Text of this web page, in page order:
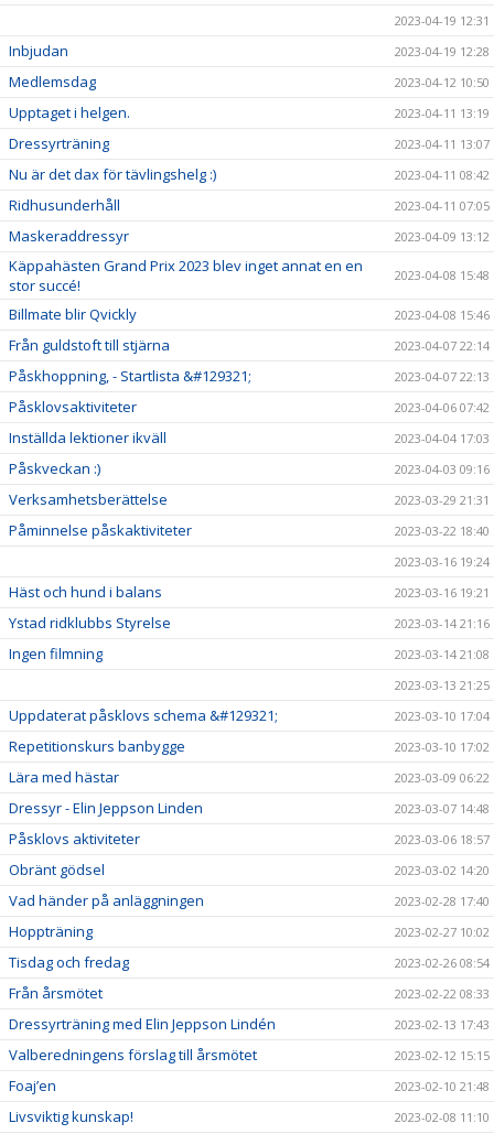
2023-04-19 12:31
Inbjudan 2023-04-19 12:28
Medlemsdag 2023-04-12 10:50
Upptaget i helgen. 2023-04-11 13:19
Dressyrträning 2023-04-11 13:07
Nu är det dax för tävlingshelg :) 2023-04-11 08:42
Ridhusunderhåll 2023-04-11 07:05
Maskeraddressyr 2023-04-09 13:12
Käppahästen Grand Prix 2023 blev inget annat en en
stor succé!
2023-04-08 15:48
Billmate blir Qvickly 2023-04-08 15:46
Från guldstoft till stjärna 2023-04-07 22:14
Påskhoppning, - Startlista &#129321; 2023-04-07 22:13
Påsklovsaktiviteter 2023-04-06 07:42
Inställda lektioner ikväll 2023-04-04 17:03
Påskveckan :) 2023-04-03 09:16
Verksamhetsberättelse 2023-03-29 21:31
Påminnelse påskaktiviteter
2023-03-22 18:40
2023-03-16 19:24
Häst och hund i balans 2023-03-16 19:21
Ystad ridklubbs Styrelse 2023-03-14 21:16
Ingen filmning
2023-03-14 21:08
2023-03-13 21:25
Uppdaterat påsklovs schema &#129321; 2023-03-10 17:04
Repetitionskurs banbygge 2023-03-10 17:02
Lära med hästar 2023-03-09 06:22
Dressyr - Elin Jeppson Linden 2023-03-07 14:48
Påsklovs aktiviteter 2023-03-06 18:57
Obränt gödsel 2023-03-02 14:20
Vad händer på anläggningen 2023-02-28 17:40
Hoppträning 2023-02-27 10:02
Tisdag och fredag 2023-02-26 08:54
Från årsmötet 2023-02-22 08:33
Dressyrträning med Elin Jeppson Lindén 2023-02-13 17:43
Valberedningens förslag till årsmötet 2023-02-12 15:15
Foaj’en 2023-02-10 21:48
Livsviktig kunskap! 2023-02-08 11:10